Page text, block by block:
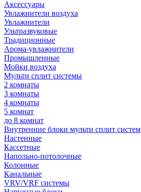
Аксессуары
Увлажнители воздуха
Увлажнители
Ультразвуковые
Традиционные
Арома-увлажнители
Промышленные
Мойки воздуха
Мульти сплит системы
2 комнаты
3 комнаты
4 комнаты
5 комнат
до 8 комнат
Внутренние блоки мульти сплит систем
Настенные
Кассетные
Напольно-потолочные
Колонные
Канальные
VRV/VRF системы